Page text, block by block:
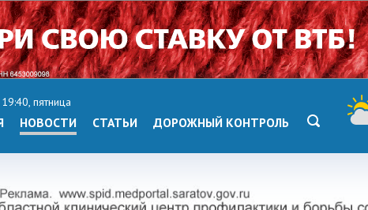
19:40, пятница
НОВОСТИ СТАТЬИ ДОРОЖНЫЙ КОНТРОЛЬ